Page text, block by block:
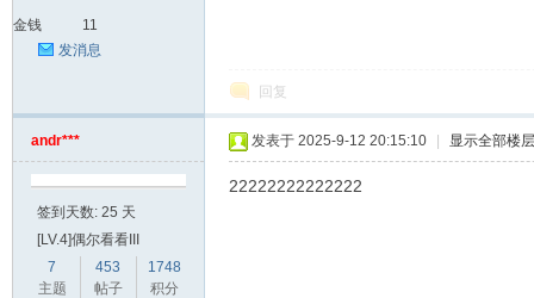
金钱
11
发消息
回复
andr***
签到天数: 25 天
[LV.4]偶尔看看III
7
主题
453
帖子
1748
积分
发表于 2025-9-12 20:15:10 显示全部楼层
22222222222222